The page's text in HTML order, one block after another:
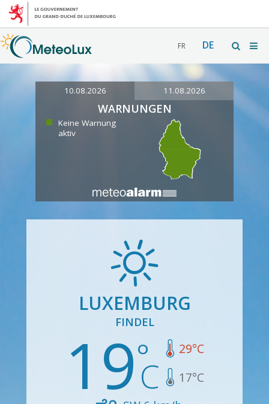
FR DE
10.08.2026 11.08.2026
WARNUNGEN
Keine Warnung
aktiv
LUXEMBURG
FINDEL
19 29°C
17°C